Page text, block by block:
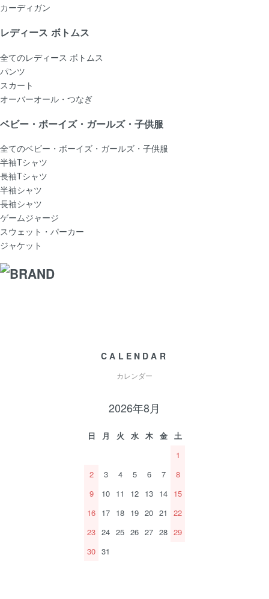
カーディガン
レディース ボトムス
全てのレディース ボトムス
パンツ
スカート
オーバーオール・つなぎ
ベビー・ボーイズ・ガールズ・子供服
全てのベビー・ボーイズ・ガールズ・子供服
半袖Tシャツ
長袖Tシャツ
半袖シャツ
長袖シャツ
ゲームジャージ
スウェット・パーカー
ジャケット
CALENDAR
カレンダー
2026年8月
日 月 火 水 木 金
土
1
2
3 4 5 6 7
8
9
10 11 12 13 14 15
16 17 18 19 20 21
22
23 24 25 26 27 28 29
30 31